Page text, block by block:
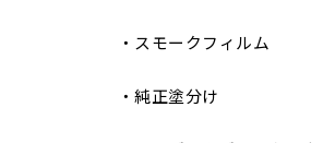
・スモークフィルム
・純正塗分け